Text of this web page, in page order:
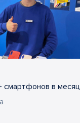
смартфонов в месяц